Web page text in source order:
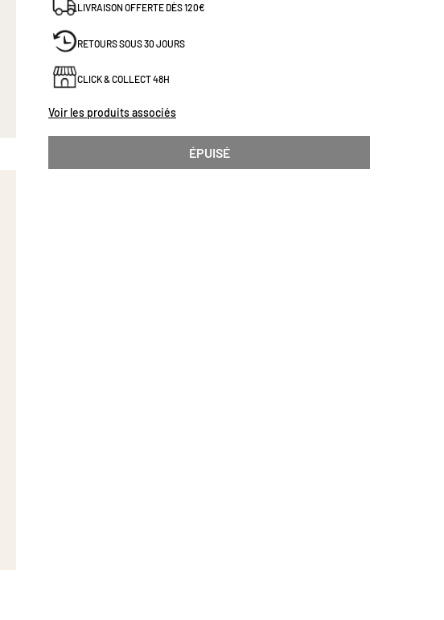
LIVRAISON OFFERTE DÈS 120€
RETOURS SOUS 30 JOURS
CLICK & COLLECT 48H
Voir les produits associés
ÉPUISÉ